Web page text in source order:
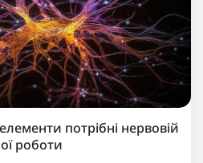
потрібні нервовій
роботи